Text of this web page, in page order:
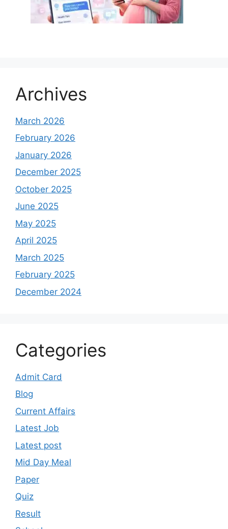
Archives
March 2026
February 2026
January 2026
December 2025
October 2025
June 2025
May 2025
April 2025
March 2025
February 2025
December 2024
Categories
Admit Card
Blog
Current Affairs
Latest Job
Latest post
Mid Day Meal
Paper
Quiz
Result